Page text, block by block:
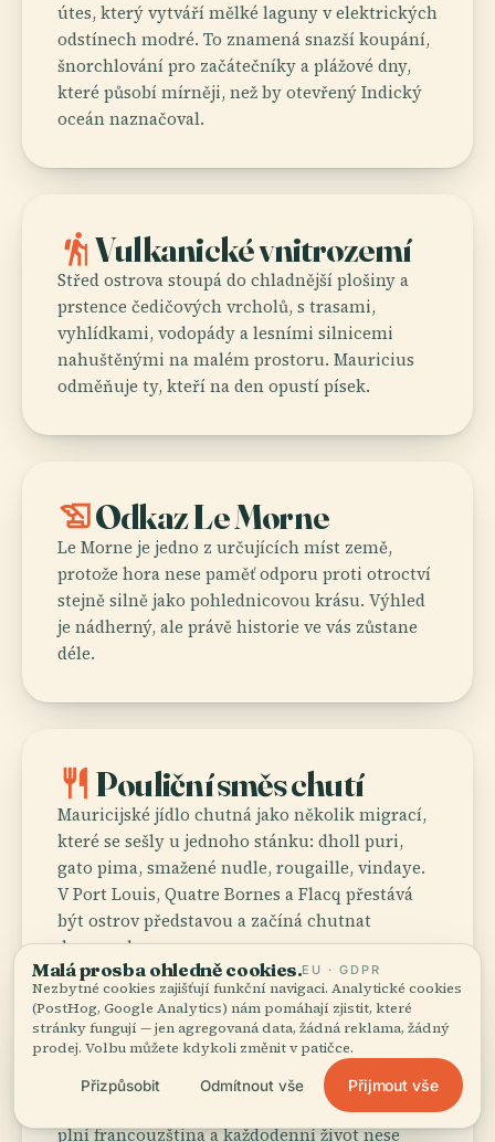
útes, který vytváří mělké laguny v elektrických
odstínech modré. To znamená snazší koupání,
šnorchlování pro začátečníky a plážové dny,
které působí mírněji, než by otevřený Indický
oceán naznačoval.
hikingVulkanické vnitrozemí
Střed ostrova stoupá do chladnější plošiny a
prstence čedičových vrcholů, s trasami,
vyhlídkami, vodopády a lesními silnicemi
nahuštěnými na malém prostoru. Mauricius
odměňuje ty, kteří na den opustí písek.
history_eduOdkaz Le Morne
Le Morne je jedno z určujících míst země,
protože hora nese paměť odporu proti otroctví
stejně silně jako pohlednicovou krásu. Výhled
je nádherný, ale právě historie ve vás zůstane
déle.
restaurant Pouliční směs chutí
Mauricijské jídlo chutná jako několik migrací,
které se sešly u jednoho stánku: dholl puri,
gato pima, smažené nudle, rougaille, vindaye.
V Port Louis, Quatre Bornes a Flacq přestává
být ostrov představou a začíná chutnat
doopravdy.
paletteKultura ve vrstvách
Papíry vyřizuje angličtina, média a konverzaci
plní francouzština a každodenní život nese
Malá prosba ohledně cookies.EU · GDPR
Nezbytné cookies zajišťují funkční navigaci. Analytické cookies
(PostHog, Google Analytics) nám pomáhají zjistit, které
stránky fungují — jen agregovaná data, žádná reklama, žádný
prodej. Volbu můžete kdykoli změnit v patičce.
Přizpůsobit Odmítnout vše Přijmout vše